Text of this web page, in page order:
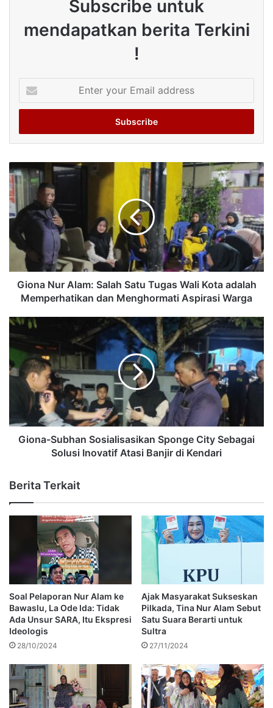
Subscribe untuk
mendapatkan berita Terkini
!
your
Email
Giona Nur Alam: Salah Satu Tugas Wali Kota adalah
Memperhatikan dan Menghormati Aspirasi Warga
Giona-Subhan Sosialisasikan Sponge City Sebagai
Solusi Inovatif Atasi Banjir di Kendari
Berita Terkait
Soal Pelaporan Nur Alam ke
Bawaslu, La Ode Ida: Tidak
Ada Unsur SARA, Itu Ekspresi
Ideologis
28/10/2024
Ajak Masyarakat Sukseskan
Pilkada, Tina Nur Alam Sebut
Satu Suara Berarti untuk
Sultra
27/11/2024